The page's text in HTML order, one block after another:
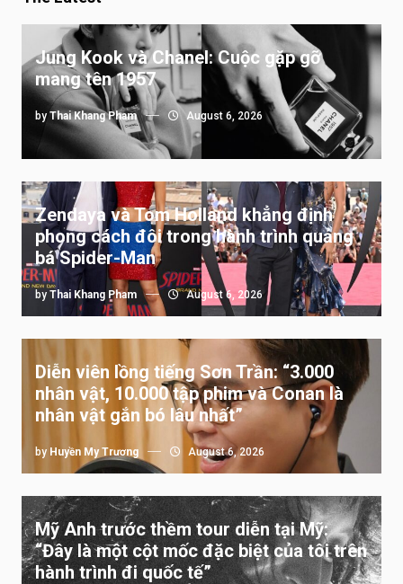
Jung Kook và Chanel: Cuộc gặp gỡ
mang tên 1957
by Thai Khang Pham August 6, 2026
Zendaya và Tom Holland khẳng định
phong cách đôi trong hành trình quảng
bá Spider-Man
by Thai Khang Pham August 6, 2026
Diễn viên lồng tiếng Sơn Trần: “3.000
nhân vật, 10.000 tập phim và Conan là
nhân vật gắn bó lâu nhất”
by Huyền My Trương August 6, 2026
Mỹ Anh trước thềm tour diễn tại Mỹ:
“Đây là một cột mốc đặc biệt của tôi trên
hành trình đi quốc tế”